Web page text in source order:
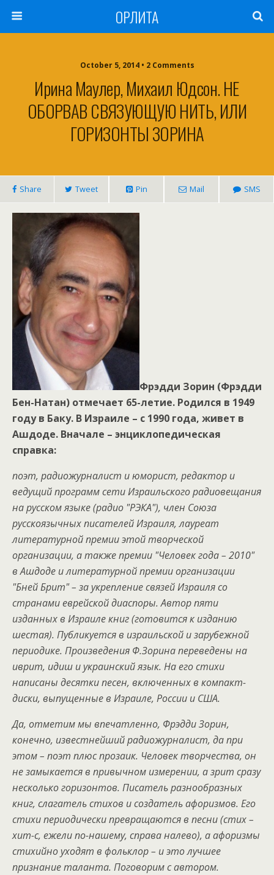
ОРЛИТА
October 5, 2014 • 2 Comments
Ирина Маулер, Михаил Юдсон. НЕ
ОБОРВАВ СВЯЗУЮЩУЮ НИТЬ, ИЛИ
ГОРИЗОНТЫ ЗОРИНА
Share Tweet Pin Mail SMS
Фрэдди Зорин (Фрэдди
Бен-Натан) отмечает 65-летие. Родился в 1949
году в Баку. В Израиле – с 1990 года, живет в
Ашдоде. Вначале – энциклопедическая
справка:
поэт, радиожурналист и юморист, редактор и
ведущий программ сети Израильского радиовещания
на русском языке (радио "РЭКА"), член Союза
русскоязычных писателей Израиля, лауреат
литературной премии этой творческой
организации, а также премии "Человек года – 2010"
в Ашдоде и литературной премии организации
"Бней Брит" – за укрепление связей Израиля со
странами еврейской диаспоры. Автор пяти
изданных в Израиле книг (готовится к изданию
шестая). Публикуется в израильской и зарубежной
периодике. Произведения Ф.Зорина переведены на
иврит, идиш и украинский язык. На его стихи
написаны десятки песен, включенных в компакт-
диски, выпущенные в Израиле, России и США.
Да, отметим мы впечатленно, Фрэдди Зорин,
конечно, известнейший радиожурналист, да при
этом – поэт плюс прозаик. Человек творчества, он
не замыкается в привычном измерении, а зрит сразу
несколько горизонтов. Писатель разнообразных
книг, слагатель стихов и создатель афоризмов. Его
стихи периодически превращаются в песни (стих –
хит-с, ежели по-нашему, справа налево), а афоризмы
стихийно уходят в фольклор – и это лучшее
признание таланта. Поговорим с автором.